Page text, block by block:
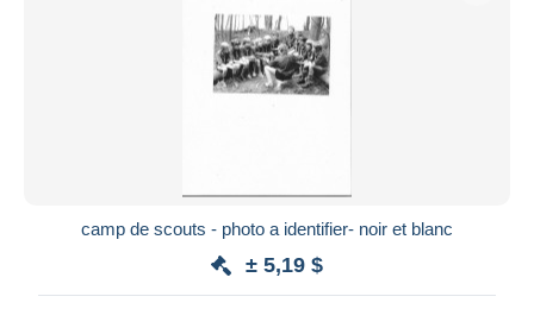
camp de scouts - photo a identifier- noir et blanc
± 5,19 $